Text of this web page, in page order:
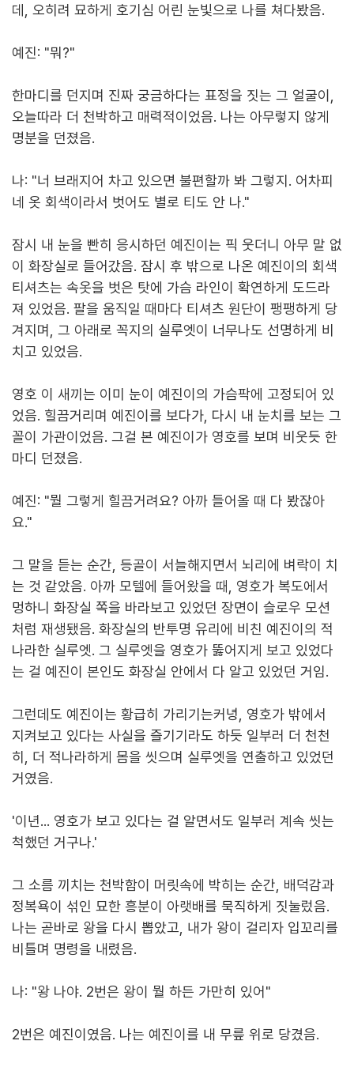
데, 오히려 묘하게 호기심 어린 눈빛으로 나를 쳐다봤음.
예진: "뭐?"
한마디를 던지며 진짜 궁금하다는 표정을 짓는 그 얼굴이,
오늘따라 더 천박하고 매력적이었음. 나는 아무렇지 않게
명분을 던졌음.
나: "너 브래지어 차고 있으면 불편할까 봐 그렇지. 어차피
네 옷 회색이라서 벗어도 별로 티도 안 나."
잠시 내 눈을 빤히 응시하던 예진이는 픽 웃더니 아무 말 없
이 화장실로 들어갔음. 잠시 후 밖으로 나온 예진이의 회색
티셔츠는 속옷을 벗은 탓에 가슴 라인이 확연하게 도드라
져 있었음. 팔을 움직일 때마다 티셔츠 원단이 팽팽하게 당
겨지며, 그 아래로 꼭지의 실루엣이 너무나도 선명하게 비
치고 있었음.
영호 이 새끼는 이미 눈이 예진이의 가슴팍에 고정되어 있
었음. 힐끔거리며 예진이를 보다가, 다시 내 눈치를 보는 그
꼴이 가관이었음. 그걸 본 예진이가 영호를 보며 비웃듯 한
마디 던졌음.
예진: "뭘 그렇게 힐끔거려요? 아까 들어올 때 다 봤잖아
요."
그 말을 듣는 순간, 등골이 서늘해지면서 뇌리에 벼락이 치
는 것 같았음. 아까 모텔에 들어왔을 때, 영호가 복도에서
멍하니 화장실 쪽을 바라보고 있었던 장면이 슬로우 모션
처럼 재생됐음. 화장실의 반투명 유리에 비친 예진이의 적
나라한 실루엣. 그 실루엣을 영호가 뚫어지게 보고 있었다
는 걸 예진이 본인도 화장실 안에서 다 알고 있었던 거임.
그런데도 예진이는 황급히 가리기는커녕, 영호가 밖에서
지켜보고 있다는 사실을 즐기기라도 하듯 일부러 더 천천
히, 더 적나라하게 몸을 씻으며 실루엣을 연출하고 있었던
거였음.
'이년... 영호가 보고 있다는 걸 알면서도 일부러 계속 씻는
척했던 거구나.'
그 소름 끼치는 천박함이 머릿속에 박히는 순간, 배덕감과
정복욕이 섞인 묘한 흥분이 아랫배를 묵직하게 짓눌렀음.
나는 곧바로 왕을 다시 뽑았고, 내가 왕이 걸리자 입꼬리를
비틀며 명령을 내렸음.
나: "왕 나야. 2번은 왕이 뭘 하든 가만히 있어"
2번은 예진이였음. 나는 예진이를 내 무릎 위로 당겼음.